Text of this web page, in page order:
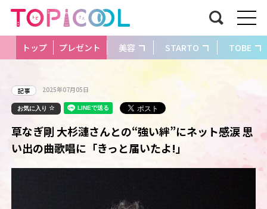
トップ プレゼント 美容 STARTO TOBE
記事 2025年07月05日
お気に入り
草なぎ剛 大杉漣さんとの“強い絆”にネット感涙 思
い出の曲歌唱に「きっと届いたよ!」